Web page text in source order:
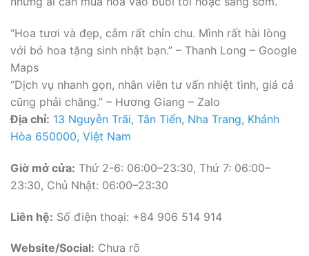
“Hoa tươi và đẹp, cắm rất chỉn chu. Mình rất hài lòng
với bó hoa tặng sinh nhật bạn.” – Thanh Long – Google
Maps
“Dịch vụ nhanh gọn, nhân viên tư vấn nhiệt tình, giá cả
cũng phải chăng.” – Hương Giang – Zalo
Địa chỉ: 13 Nguyễn Trãi, Tân Tiến, Nha Trang, Khánh
Hòa 650000, Việt Nam
Giờ mở cửa: Thứ 2-6: 06:00–23:30, Thứ 7: 06:00–
23:30, Chủ Nhật: 06:00–23:30
Liên hệ: Số điện thoại: +84 906 514 914
Website/Social: Chưa rõ